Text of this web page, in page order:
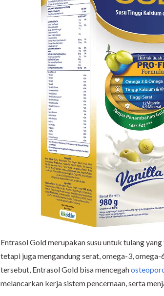
Entrasol Gold merupakan susu untuk tulang
tetapi juga mengandung serat, omega-3, omega-
tersebut, Entrasol Gold bisa mencegah
melancarkan kerja sistem pencernaan, serta